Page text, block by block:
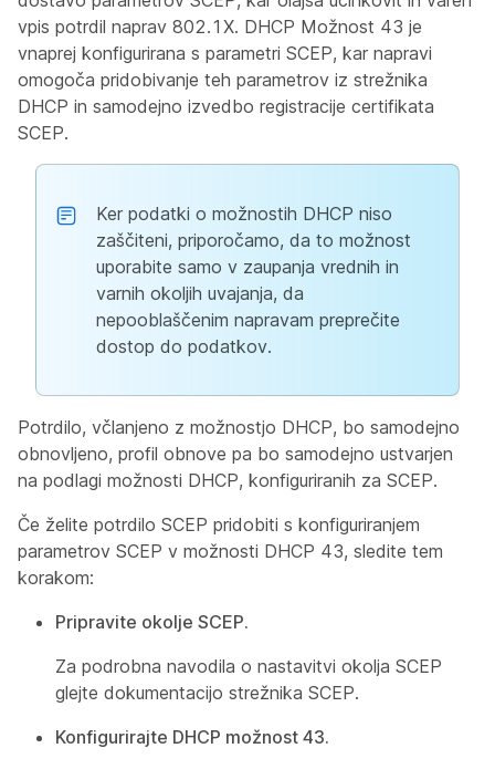
vpis potrdil naprav 802.1X. DHCP Možnost 43 je
vnaprej konfigurirana s parametri SCEP, kar napravi
omogoča pridobivanje teh parametrov iz strežnika
DHCP in samodejno izvedbo registracije certifikata
SCEP.
Ker podatki o možnostih DHCP niso
zaščiteni, priporočamo, da to možnost
uporabite samo v zaupanja vrednih in
varnih okoljih uvajanja, da
nepooblaščenim napravam preprečite
dostop do podatkov.
Potrdilo, včlanjeno z možnostjo DHCP, bo samodejno
obnovljeno, profil obnove pa bo samodejno ustvarjen
na podlagi možnosti DHCP, konfiguriranih za SCEP.
Če želite potrdilo SCEP pridobiti s konfiguriranjem
parametrov SCEP v možnosti DHCP 43, sledite tem
korakom:
Pripravite okolje SCEP.
Za podrobna navodila o nastavitvi okolja SCEP
glejte dokumentacijo strežnika SCEP.
Konfigurirajte DHCP možnost 43.